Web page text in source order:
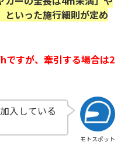
といった施行細則が定め
ですが、牽引する場合は2
モトスポット
入している